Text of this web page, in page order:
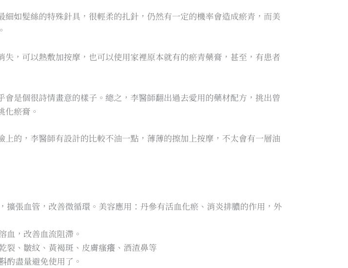
如髮絲的特殊針具，很輕柔的扎針，仍然有一定的機率會造成瘀青，而美
，可以熱敷加按摩，也可以使用家裡原本就有的瘀青藥膏，甚至，有患者
是個很詩情畫意的樣子。總之，李醫師翻出過去愛用的藥材配方，挑出曾
化瘀膏。
的，李醫師有設計的比較不油一點，薄薄的擦加上按摩，不太會有一層油
張血管，改善微循環。美容應用：丹參有活血化瘀、消炎排膿的作用，外
血，改善血流阻滯。
裂、皺紋、黃褐斑、皮膚瘙癢、酒渣鼻等
酌盡量避免使用了。